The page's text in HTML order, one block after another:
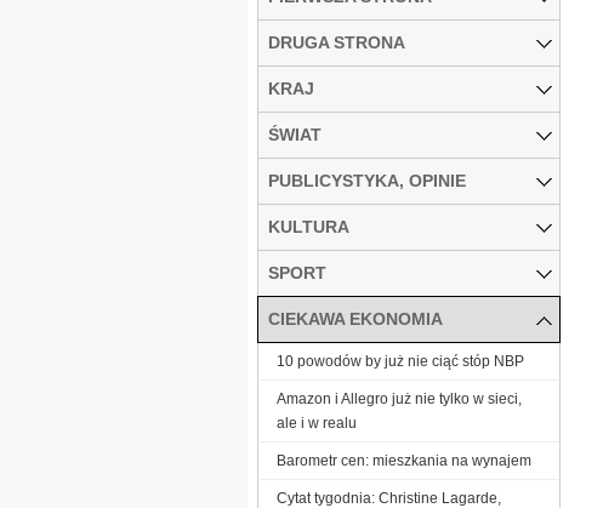
DRUGA STRONA
KRAJ
ŚWIAT
PUBLICYSTYKA, OPINIE
KULTURA
SPORT
CIEKAWA EKONOMIA
10 powodów by już nie ciąć stóp NBP
Amazon i Allegro już nie tylko w sieci,
ale i w realu
Barometr cen: mieszkania na wynajem
Cytat tygodnia: Christine Lagarde,